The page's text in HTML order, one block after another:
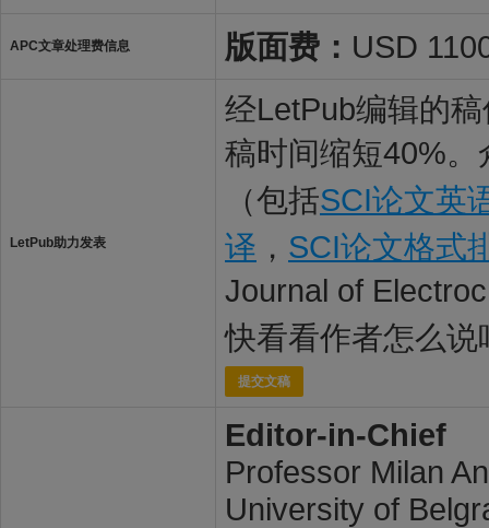
APC文章处理费信息 版面费： USD
LetPub助力发表
经LetPub编辑的
稿时间缩短40%
（包括SCI论文英
译 ， SCI论文格式
Journal of
快看看作者怎么说
提交文稿
Editor-in-Chief
Professor Milan
University of